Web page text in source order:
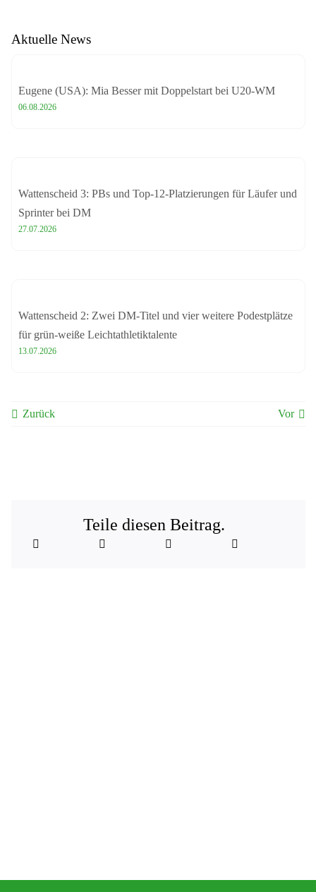
Aktuelle News
Eugene (USA): Mia Besser mit Doppelstart bei U20-WM
06.08.2026
Wattenscheid 3: PBs und Top-12-Platzierungen für Läufer und
Sprinter bei DM
27.07.2026
Wattenscheid 2: Zwei DM-Titel und vier weitere Podestplätze
für grün-weiße Leichtathletiktalente
13.07.2026
Zurück Vor
Teile diesen Beitrag.